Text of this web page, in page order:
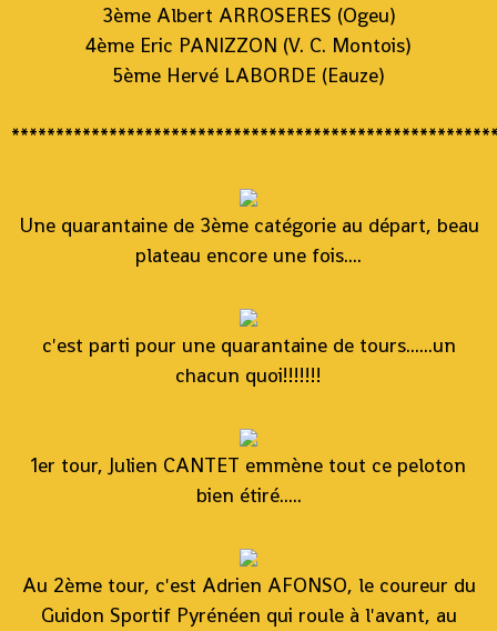
3ème Albert ARROSERES (Ogeu)
4ème Eric PANIZZON (V. C. Montois)
5ème Hervé LABORDE (Eauze)
Une quarantaine de 3ème catégorie au départ, beau
plateau encore une fois....
c'est parti pour une quarantaine de tours......un
chacun quoi!!!!!!!
1er tour, Julien CANTET emmène tout ce peloton
bien étiré.....
Au 2ème tour, c'est Adrien AFONSO, le coureur du
Guidon Sportif Pyrénéen qui roule à l'avant, au